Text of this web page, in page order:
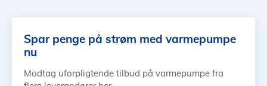
Spar penge på strøm med varmepumpe
nu
Modtag uforpligtende tilbud på varmepumpe fra